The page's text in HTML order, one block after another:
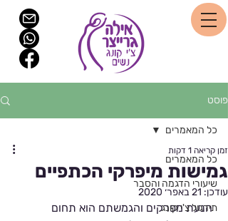
פוסט
כל המאמרים
שיעורי הדגמה והסבר
תירגול צ'י קונג
כל המאמרים
גמישות מיפרקי הכתפיים
זמן קריאה 1 דקות
עודכן: 21 באפר׳ 2020
הנעת מפרקים והגמשתם הוא תחום